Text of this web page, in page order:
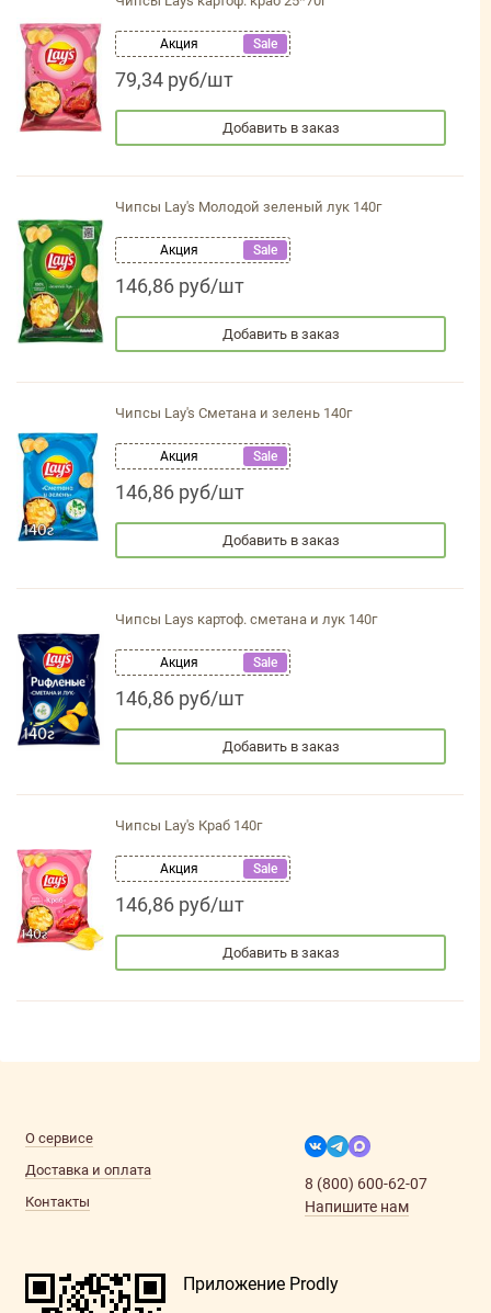
Акция Sale
79,34 руб/шт
Добавить в заказ
Чипсы Lay's Молодой зеленый лук 140г
Акция Sale
146,86 руб/шт
Добавить в заказ
Чипсы Lay's Сметана и зелень 140г
Акция Sale
146,86 руб/шт
Добавить в заказ
Чипсы Lays картоф. сметана и лук 140г
Акция Sale
146,86 руб/шт
Добавить в заказ
Чипсы Lay's Краб 140г
Акция Sale
146,86 руб/шт
Добавить в заказ
О сервисе
Доставка и оплата
Контакты
8 (800) 600-62-07
Напишите нам
Приложение Prodly